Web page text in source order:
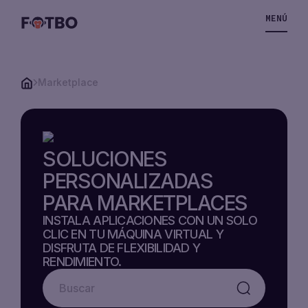
MENÚ
SERVIDOR
VPS
STORAGE
VPS
SOLUCIONES
STORAGE
VPS
PRECIOS
Marketplace
SOLUCIONES
PERSONALIZADAS
PARA MARKETPLACES
INSTALA APLICACIONES CON UN SOLO
CLIC EN TU MÁQUINA VIRTUAL Y
DISFRUTA DE FLEXIBILIDAD Y
RENDIMIENTO.